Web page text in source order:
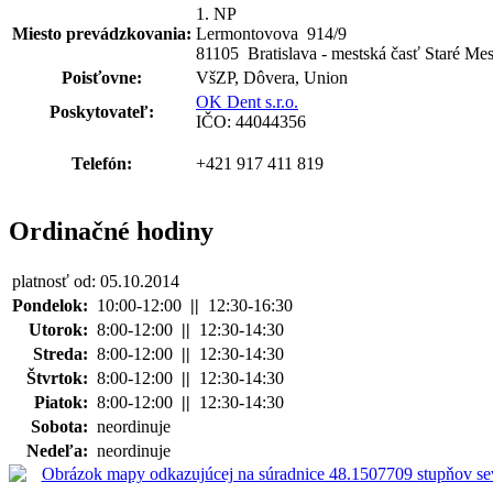
Miesto prevádzkovania:
1. NP
Lermontovova 914/9
81105 Bratislava - mestská časť Staré
Poisťovne:
VšZP, Dôvera, Union
Poskytovateľ:
OK Dent s.r.o.
IČO: 44044356
Telefón: +421 917 411 819
Ordinačné hodiny
platnosť od: 05.10.2014
Pondelok: 10:00-12:00 || 12:30-16:30
Utorok: 8:00-12:00 || 12:30-14:30
Streda: 8:00-12:00 || 12:30-14:30
Štvrtok: 8:00-12:00 || 12:30-14:30
Piatok: 8:00-12:00 || 12:30-14:30
Sobota: neordinuje
Nedeľa: neordinuje